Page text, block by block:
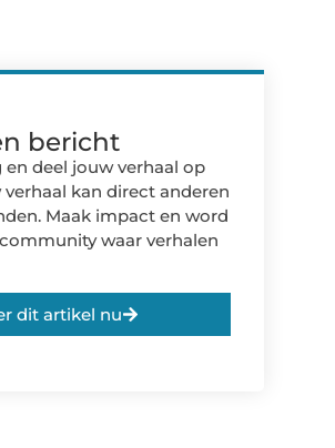
bericht
en deel jouw verhaal op
kan direct anderen
Maak impact en word
waar verhalen
dit artikel nu